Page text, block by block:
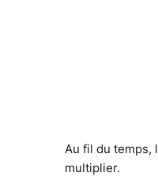
Au fil du temps,
multiplier.